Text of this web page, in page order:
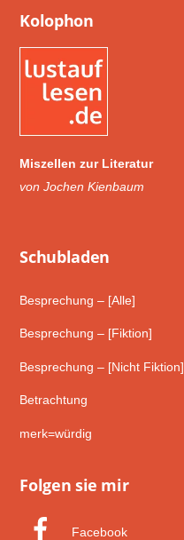
Kolophon
Miszellen zur Literatur
von Jochen Kienbaum
Schub­laden
Besprechung – [Alle]
Besprechung – [Fiktion]
Besprechung – [Nicht Fiktion]
Betrachtung
merk=würdig
Folgen sie mir
Facebook